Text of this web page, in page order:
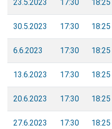
23.5.2023 17:30 18:25
30.5.2023 17:30 18:25
6.6.2023 17:30 18:25
13.6.2023 17:30 18:25
20.6.2023 17:30 18:25
27.6.2023 17:30 18:25